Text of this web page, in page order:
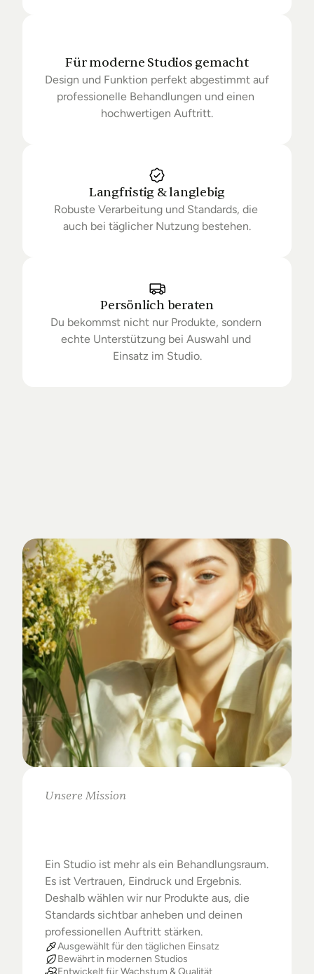
Für moderne Studios gemacht
Design und Funktion perfekt abgestimmt auf
professionelle Behandlungen und einen
hochwertigen Auftritt.
Langfristig & langlebig
Robuste Verarbeitung und Standards, die
auch bei täglicher Nutzung bestehen.
Persönlich beraten
Du bekommst nicht nur Produkte, sondern
echte Unterstützung bei Auswahl und
Einsatz im Studio.
Studio-Alltag.
Unsere Mission
Ein Studio ist mehr als ein Behandlungsraum.
Es ist Vertrauen, Eindruck und Ergebnis.
Deshalb wählen wir nur Produkte aus, die
Standards sichtbar anheben und deinen
professionellen Auftritt stärken.
Ausgewählt für den täglichen Einsatz
Bewährt in modernen Studios
Entwickelt für Wachstum & Qualität